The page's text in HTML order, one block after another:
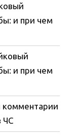
и при чем
и при чем
комментарии
ЧС